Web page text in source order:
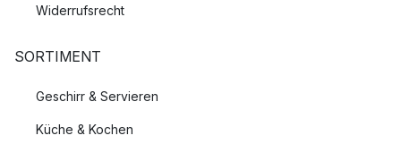
Widerrufsrecht
SORTIMENT
Geschirr & Servieren
Küche & Kochen